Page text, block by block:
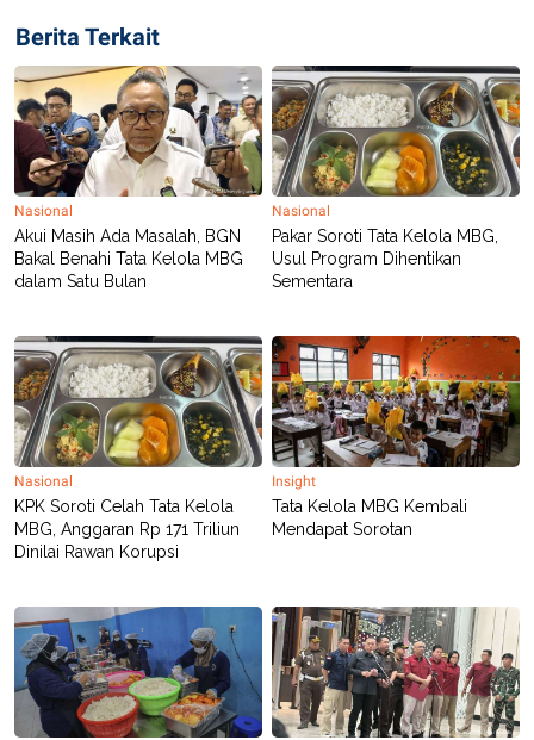
Berita Terkait
Nasional
Akui Masih Ada Masalah, BGN
Bakal Benahi Tata Kelola MBG
dalam Satu Bulan
Nasional
Pakar Soroti Tata Kelola MBG,
Usul Program Dihentikan
Sementara
Nasional
KPK Soroti Celah Tata Kelola
MBG, Anggaran Rp 171 Triliun
Dinilai Rawan Korupsi
Insight
Tata Kelola MBG Kembali
Mendapat Sorotan